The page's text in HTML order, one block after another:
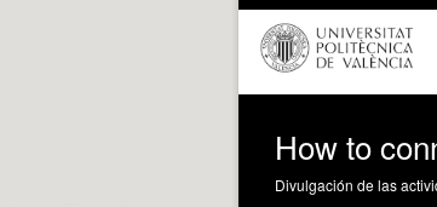
How to
Divulgación de las